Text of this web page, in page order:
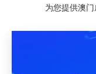
为您提供澳